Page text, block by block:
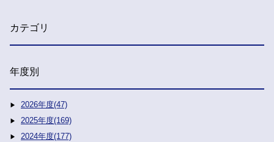
カテゴリ
年度別
2026年度(47)
2025年度(169)
2024年度(177)